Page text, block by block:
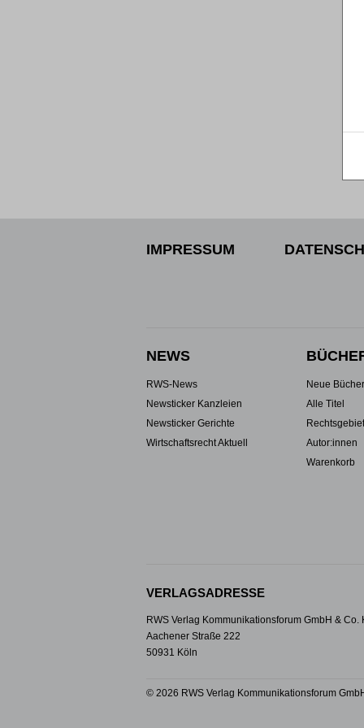
IMPRESSUM
NEWS
RWS-News
Newsticker Kanzleien
Newsticker Gerichte
Wirtschaftsrecht Aktuell
Neue Bücher
Alle Titel
Autor:innen
Warenkorb
VERLAGSADRESSE
RWS Verlag Kommunikationsforum GmbH & Co.
Aachener Straße 222
50931 Köln
© 2026 RWS Verlag Kommunikationsforum